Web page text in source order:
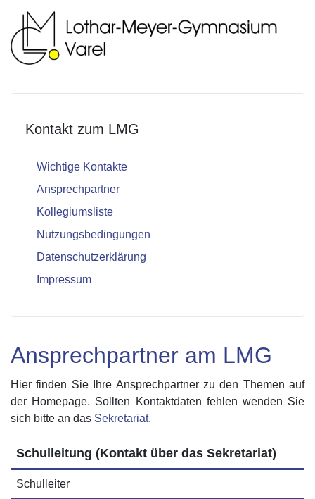
Kontakt zum LMG
Wichtige Kontakte
Ansprechpartner
Kollegiumsliste
Nutzungsbedingungen
Datenschutzerklärung
Impressum
Ansprechpartner am LMG
Hier finden Sie Ihre Ansprechpartner zu den Themen auf
der Homepage. Sollten Kontaktdaten fehlen wenden Sie
sich bitte an das Sekretariat.
Schulleitung (Kontakt über das Sekretariat)
Schulleiter